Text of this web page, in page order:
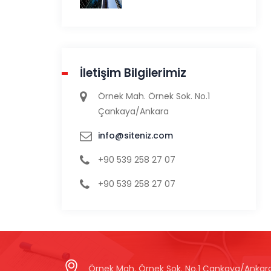
İletişim Bilgilerimiz
Örnek Mah. Örnek Sok. No.1
Çankaya/Ankara
info@siteniz.com
+90 539 258 27 07
+90 539 258 27 07
Örnek Mah. Örnek Sok. No.1 Çankaya/